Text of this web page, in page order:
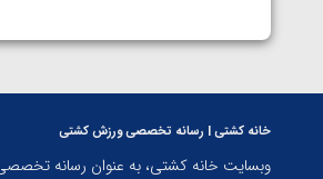
خانه کشتی | رسانه تخصصی ورزش کشتی
وبسایت خانه کشتی، به عنوان رسانه